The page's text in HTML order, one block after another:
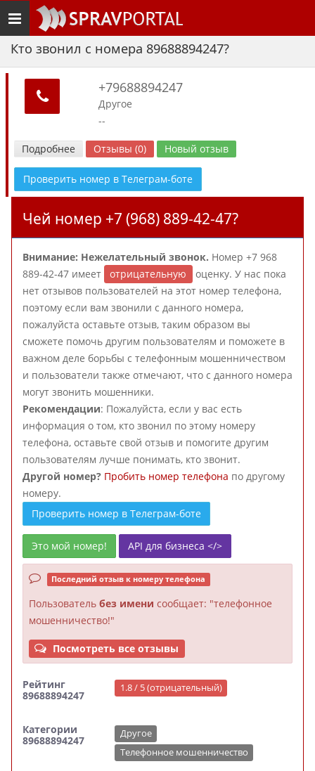
Toggle
navigation
Кто звонил с номера 89688894247?
+79688894247
Другое
--
Подробнее Отзывы (0) Новый отзыв
Проверить номер в Телеграм-боте
Чей номер +7 (968) 889-42-47?
Внимание: Нежелательный звонок. Номер +7 968
889-42-47 имеет
отрицательную
оценку. У нас пока
нет отзывов пользователей на этот номер телефона,
поэтому если вам звонили с данного номера,
пожалуйста оставьте отзыв, таким образом вы
сможете помочь другим пользователям и поможете в
важном деле борьбы с телефонным мошенничеством
и пользователи также отмечают, что с данного номера
могут звонить мошенники.
Рекомендации: Пожалуйста, если у вас есть
информация о том, кто звонил по этому номеру
телефона, оставьте свой отзыв и помогите другим
пользователям лучше понимать, кто звонит.
Другой номер? Пробить номер телефона по другому
номеру.
Проверить номер в Телеграм-боте
Это мой номер! API для бизнеса </>
Последний отзыв к номеру телефона
Пользователь без имени сообщает: "телефонное
мошенничество!"
Посмотреть все отзывы
Рейтинг
89688894247
1.8 / 5 (отрицательный)
Категории
89688894247
Другое
Телефонное мошенничество